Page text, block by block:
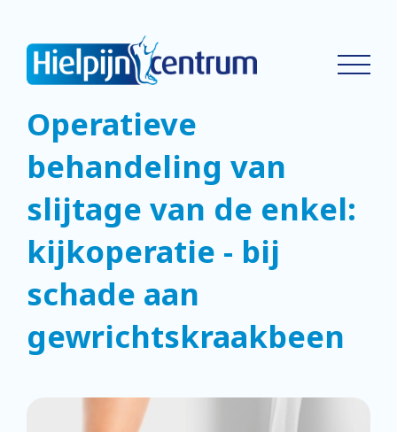
Operatieve
behandeling van
slijtage van de enkel:
kijkoperatie - bij
schade aan
gewrichtskraakbeen